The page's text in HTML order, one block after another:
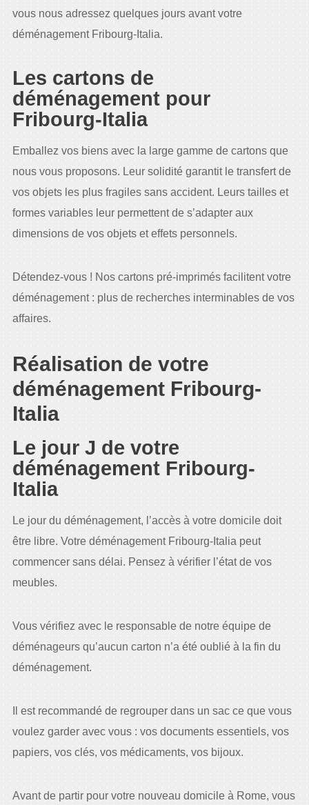
vous nous adressez quelques jours avant votre
déménagement Fribourg-Italia.
Les cartons de
déménagement pour
Fribourg-Italia
Emballez vos biens avec la large gamme de cartons que
nous vous proposons. Leur solidité garantit le transfert de
vos objets les plus fragiles sans accident. Leurs tailles et
formes variables leur permettent de s’adapter aux
dimensions de vos objets et effets personnels.
Détendez-vous ! Nos cartons pré-imprimés facilitent votre
déménagement : plus de recherches interminables de vos
affaires.
Réalisation de votre
déménagement Fribourg-
Italia
Le jour J de votre
déménagement Fribourg-
Italia
Le jour du déménagement, l’accès à votre domicile doit
être libre. Votre déménagement Fribourg-Italia peut
commencer sans délai. Pensez à vérifier l’état de vos
meubles.
Vous vérifiez avec le responsable de notre équipe de
déménageurs qu’aucun carton n’a été oublié à la fin du
déménagement.
Il est recommandé de regrouper dans un sac ce que vous
voulez garder avec vous : vos documents essentiels, vos
papiers, vos clés, vos médicaments, vos bijoux.
Avant de partir pour votre nouveau domicile à Rome, vous